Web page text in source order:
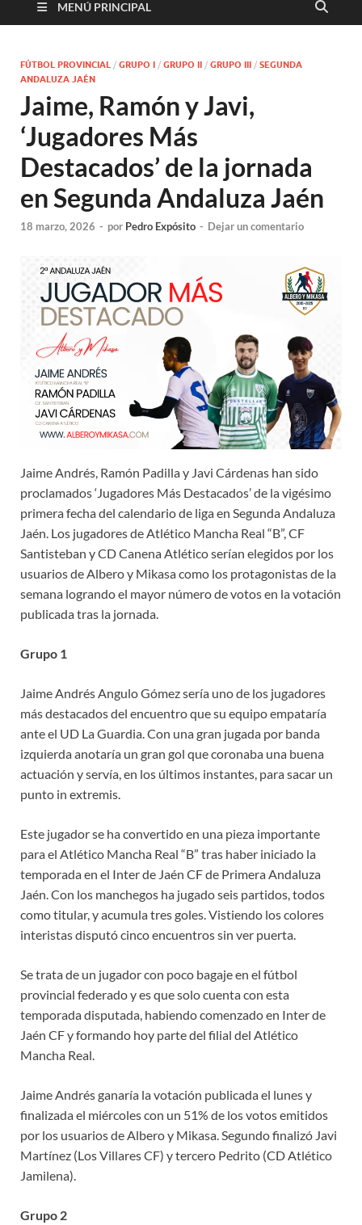
MENÚ PRINCIPAL
FÚTBOL PROVINCIAL / GRUPO I / GRUPO II / GRUPO III / SEGUNDA
ANDALUZA JAÉN
Jaime, Ramón y Javi,
‘Jugadores Más
Destacados’ de la jornada
en Segunda Andaluza Jaén
18 marzo, 2026 - por Pedro Expósito - Dejar un comentario
Jaime Andrés, Ramón Padilla y Javi Cárdenas han sido
proclamados ‘Jugadores Más Destacados’ de la vigésimo
primera fecha del calendario de liga en Segunda Andaluza
Jaén. Los jugadores de Atlético Mancha Real “B”, CF
Santisteban y CD Canena Atlético serían elegidos por los
usuarios de Albero y Mikasa como los protagonistas de la
semana logrando el mayor número de votos en la votación
publicada tras la jornada.
Grupo 1
Jaime Andrés Angulo Gómez sería uno de los jugadores
más destacados del encuentro que su equipo empataría
ante el UD La Guardia. Con una gran jugada por banda
izquierda anotaría un gran gol que coronaba una buena
actuación y servía, en los últimos instantes, para sacar un
punto in extremis.
Este jugador se ha convertido en una pieza importante
para el Atlético Mancha Real “B” tras haber iniciado la
temporada en el Inter de Jaén CF de Primera Andaluza
Jaén. Con los manchegos ha jugado seis partidos, todos
como titular, y acumula tres goles. Vistiendo los colores
interistas disputó cinco encuentros sin ver puerta.
Se trata de un jugador con poco bagaje en el fútbol
provincial federado y es que solo cuenta con esta
temporada disputada, habiendo comenzado en Inter de
Jaén CF y formando hoy parte del filial del Atlético
Mancha Real.
Jaime Andrés ganaría la votación publicada el lunes y
finalizada el miércoles con un 51% de los votos emitidos
por los usuarios de Albero y Mikasa. Segundo finalizó Javi
Martínez (Los Villares CF) y tercero Pedrito (CD Atlético
Jamilena).
Grupo 2